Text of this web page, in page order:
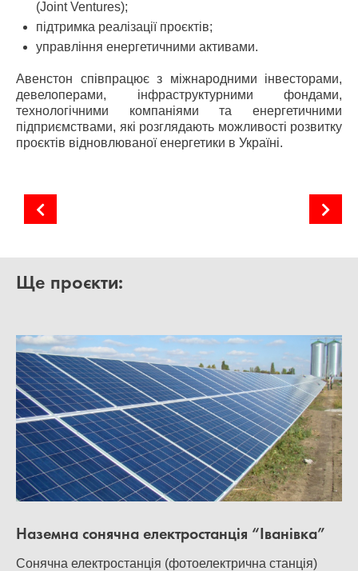
(Joint Ventures);
підтримка реалізації проєктів;
управління енергетичними активами.
Авенстон співпрацює з міжнародними інвесторами,
девелоперами, інфраструктурними фондами,
технологічними компаніями та енергетичними
підприємствами, які розглядають можливості розвитку
проєктів відновлюваної енергетики в Україні.
Ще проєкти:
Наземна сонячна електростанція “Іванівка”
Сонячна електростанція (фотоелектрична станція)